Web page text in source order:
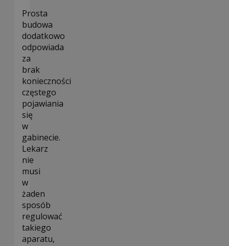
Prosta
budowa
dodatkowo
odpowiada
za
brak
konieczności
częstego
pojawiania
się
w
gabinecie.
Lekarz
nie
musi
w
żaden
sposób
regulować
takiego
aparatu,